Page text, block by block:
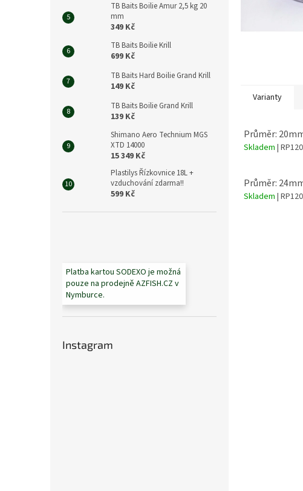
TB Baits Boilie Amur 2,5 kg 20
mm
349 Kč
TB Baits Boilie Krill
699 Kč
TB Baits Hard Boilie Grand Krill
149 Kč
TB Baits Boilie Grand Krill
139 Kč
Shimano Aero Technium MGS
XTD 14000
15 349 Kč
Plastilys Řízkovnice 18L +
vzduchování zdarma!!
599 Kč
Platba kartou SODEXO je možná
pouze na prodejně AZFISH.CZ v
Nymburce.
Instagram
Varianty
Průměr:
Skladem |
Průměr:
Skladem |